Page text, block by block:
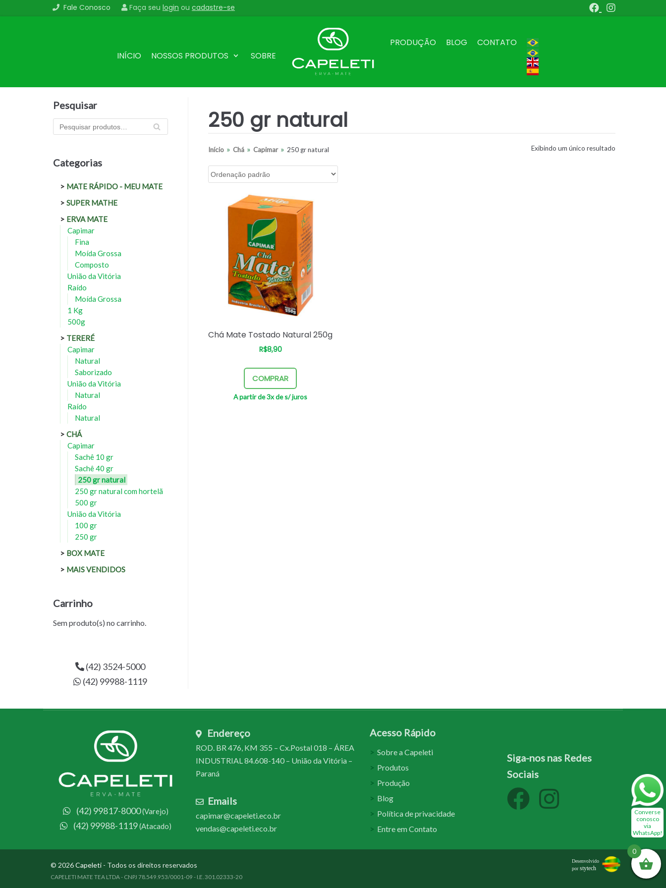
Fale Conosco Faça seu login ou cadastre-se
INÍCIO NOSSOS PRODUTOS SOBRE
PRODUÇÃO BLOG CONTATO
Pesquisar
PES
Categorias
MATE RÁPIDO - MEU MATE
SUPER MATHE
ERVA MATE
Capimar
Fina
Moída Grossa
Composto
União da Vitória
Raído
Moída Grossa
1 Kg
500g
TERERÉ
Capimar
Natural
Saborizado
União da Vitória
Natural
Raído
Natural
CHÁ
Capimar
Sachê 10 gr
Sachê 40 gr
250 gr natural
250 gr natural com hortelã
500 gr
União da Vitória
100 gr
250 gr
BOX MATE
MAIS VENDIDOS
Carrinho
Sem produto(s) no carrinho.
(42) 3524-5000
(42) 99988-1119
250 gr natural
Início » Chá » Capimar » 250 gr natural Exibindo um único resultado
Chá Mate Tostado Natural 250g
R$8,90
COMPRAR
A partir de 3x des/ juros
(42) 99817-8000(Varejo)
(42) 99988-1119(Atacado)
Endereço
ROD. BR 476, KM 355 – Cx.Postal 018 – ÁREA
INDUSTRIAL 84.608-140 – União da Vitória –
Paraná
Emails
capimar@capeleti.eco.br
vendas@capeleti.eco.br
Acesso Rápido
Sobre a Capeleti
Produtos
Produção
Blog
Política de privacidade
Entre em Contato
Siga-nos nas Redes
Sociais
© 2026Capeleti - Todos os direitos reservados
CAPELETI MATE TEA LTDA - CNPJ 78.549.953/0001-09 - I.E. 301.02333-20
Desenvolvido
porstytech
0
Converse
conosco
via
WhatsApp!